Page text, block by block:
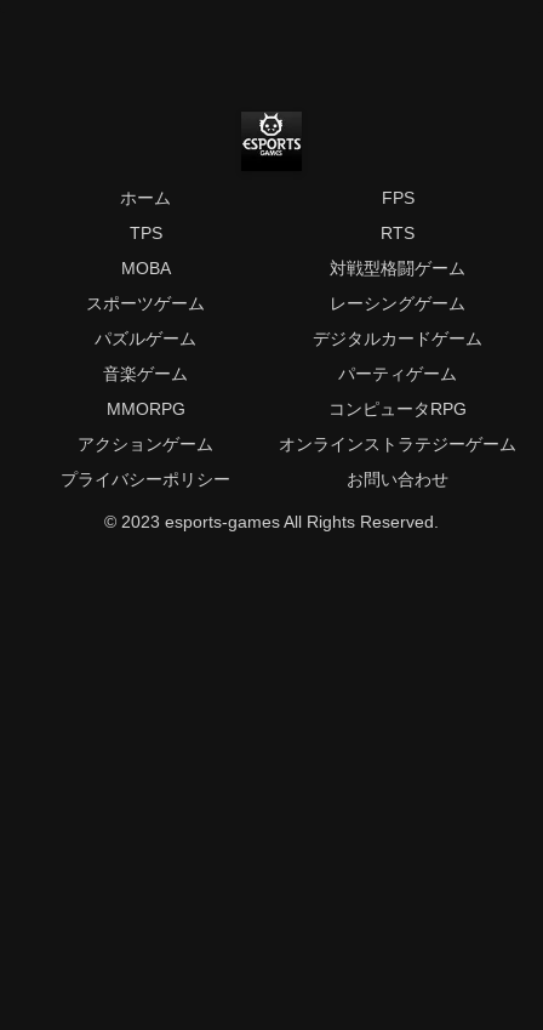
ホーム
FPS
TPS
RTS
MOBA
対戦型格闘ゲーム
スポーツゲーム
レーシングゲーム
パズルゲーム
デジタルカードゲーム
音楽ゲーム
パーティゲーム
MMORPG
コンピュータRPG
アクションゲーム
オンラインストラテジーゲーム
プライバシーポリシー
お問い合わせ
© 2023 esports-games All Rights Reserved.